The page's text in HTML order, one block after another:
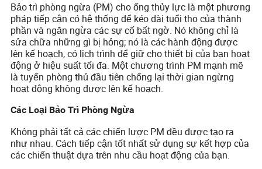
Bảo trì phòng ngừa (PM) cho ống thủy lực là một phương
pháp tiếp cận có hệ thống để kéo dài tuổi thọ của thành
phần và ngăn ngừa các sự cố bất ngờ. Nó không chỉ là
sửa chữa những gì bị hỏng; nó là các hành động được
lên kế hoạch, có lịch trình để giữ cho thiết bị của bạn hoạt
động ở hiệu suất tối đa. Một chương trình PM mạnh mẽ
là tuyến phòng thủ đầu tiên chống lại thời gian ngừng
hoạt động không được lên kế hoạch.
Các Loại Bảo Trì Phòng Ngừa
Không phải tất cả các chiến lược PM đều được tạo ra
như nhau. Cách tiếp cận tốt nhất sử dụng sự kết hợp của
các chiến thuật dựa trên nhu cầu hoạt động của bạn.